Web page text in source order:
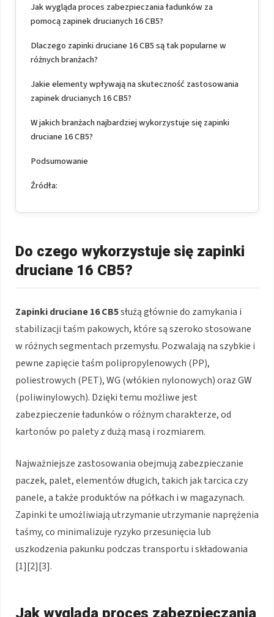
Jak wygląda proces zabezpieczania ładunków za
pomocą zapinek drucianych 16 CB5?
Dlaczego zapinki druciane 16 CB5 są tak popularne w
różnych branżach?
Jakie elementy wpływają na skuteczność zastosowania
zapinek drucianych 16 CB5?
W jakich branżach najbardziej wykorzystuje się zapinki
druciane 16 CB5?
Podsumowanie
Źródła:
Do czego wykorzystuje się zapinki
druciane 16 CB5?
Zapinki druciane 16 CB5służą głównie do zamykania i
stabilizacji taśm pakowych, które są szeroko stosowane
w różnych segmentach przemysłu. Pozwalają na szybkie i
pewne zapięcie taśm polipropylenowych (PP),
poliestrowych (PET), WG (włókien nylonowych) oraz GW
(poliwinylowych). Dzięki temu możliwe jest
zabezpieczenie ładunków o różnym charakterze, od
kartonów po palety z dużą masą i rozmiarem.
Najważniejsze zastosowania obejmują zabezpieczanie
paczek, palet, elementów długich, takich jak tarcica czy
panele, a także produktów na półkach i w magazynach.
Zapinki te umożliwiają utrzymanie utrzymanie naprężenia
taśmy, co minimalizuje ryzyko przesunięcia lub
uszkodzenia pakunku podczas transportu i składowania
[1][2][3].
Jak wygląda proces zabezpieczania